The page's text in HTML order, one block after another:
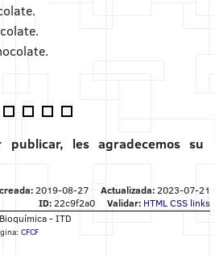
les agradecemos su
2019-08-27 Actualizada: 2023-07-21
ID: 22c9f2a0 Validar: HTML CSS links
- ITD
CFCF